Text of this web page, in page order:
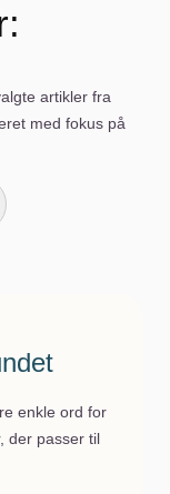
artikler fra
med fokus på
enkle ord for
der passer til